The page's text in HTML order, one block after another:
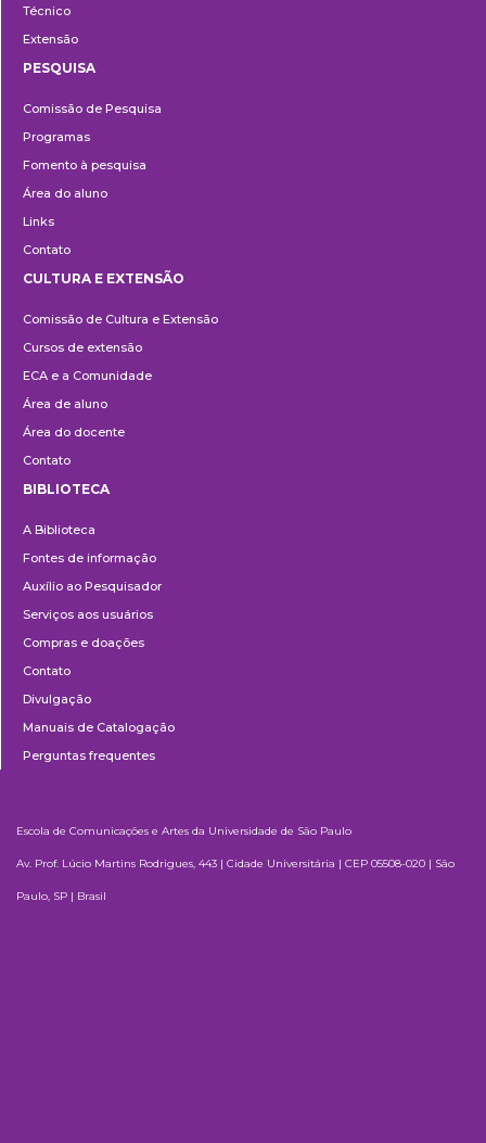
Técnico
Extensão
PESQUISA
Comissão de Pesquisa
Programas
Fomento à pesquisa
Área do aluno
Links
Contato
e
Extensão
CULTURA E EXTENSÃO
Comissão de Cultura e Extensão
Cursos de extensão
ECA e a Comunidade
Área de aluno
Área do docente
Contato
BIBLIOTECA
A Biblioteca
Fontes de informação
Auxílio ao Pesquisador
Serviços aos usuários
Compras e doações
Contato
Divulgação
Manuais de Catalogação
Perguntas frequentes
Escola de Comunicações e Artes da Universidade de São Paulo
Av. Prof. Lúcio Martins Rodrigues, 443 | Cidade Universitária | CEP 05508-020 | São
Paulo, SP | Brasil